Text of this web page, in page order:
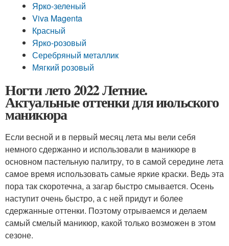
Ярко-зеленый
Viva Magenta
Красный
Ярко-розовый
Серебряный металлик
Мягкий розовый
Ногти лето 2022 Летние.
Актуальные оттенки для июльского
маникюра
Если весной и в первый месяц лета мы вели себя
немного сдержанно и использовали в маникюре в
основном пастельную палитру, то в самой середине лета
самое время использовать самые яркие краски. Ведь эта
пора так скоротечна, а загар быстро смывается. Осень
наступит очень быстро, а с ней придут и более
сдержанные оттенки. Поэтому отрываемся и делаем
самый смелый маникюр, какой только возможен в этом
сезоне.